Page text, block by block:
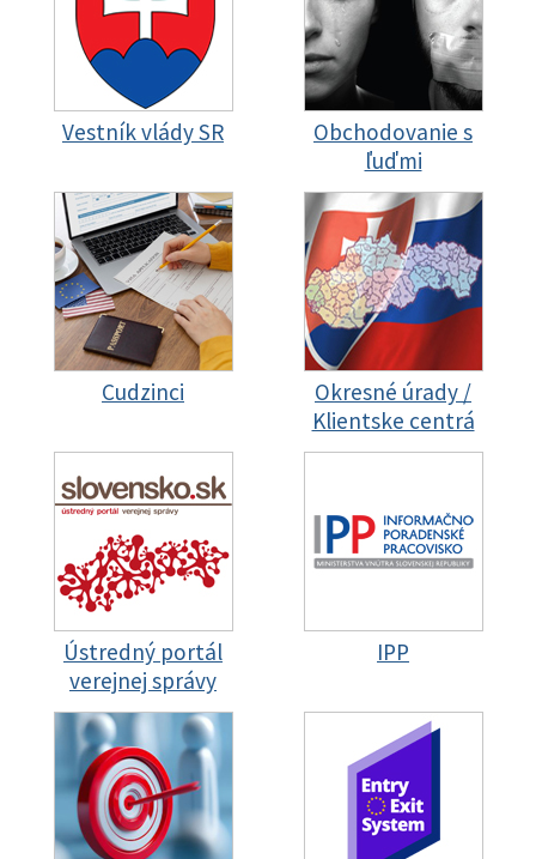
Vestník vlády SR
Obchodovanie s
ľuďmi
Cudzinci
Okresné úrady /
Klientske centrá
Ústredný portál
verejnej správy
IPP